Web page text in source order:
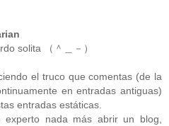
solita （＾＿－）
el truco que comentas (de la
en entradas antiguas)
entradas estáticas.
nada más abrir un blog,